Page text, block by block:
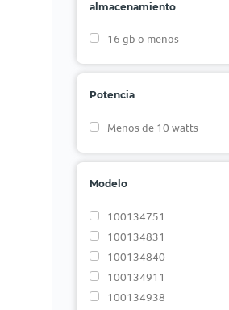
almacenamiento
16 gb o menos
Potencia
Menos de 10 watts
Modelo
100134751
100134831
100134840
100134911
100134938